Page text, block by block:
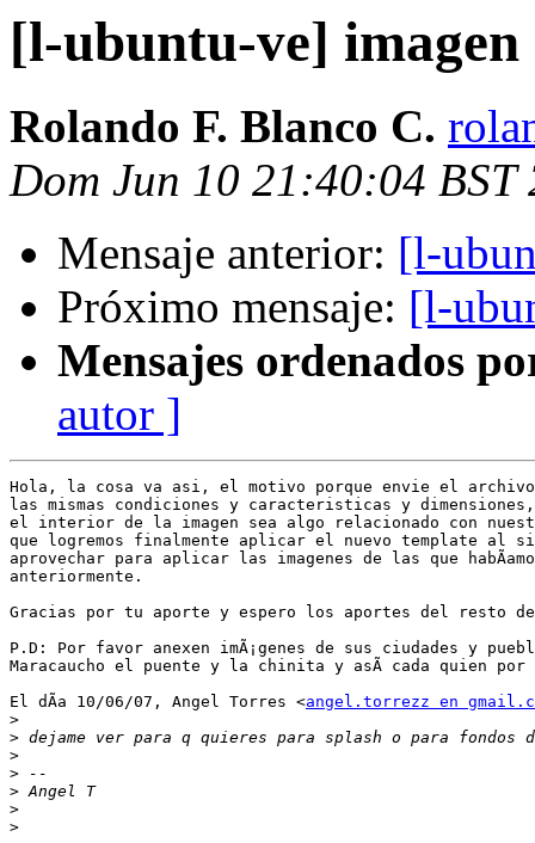
[l-ubuntu-ve] imagen
Rolando F. Blanco C.
Dom Jun 10 21:40:04 BST
Mensaje anterior: [l-
Próximo mensaje: [l-
Mensajes ordenados
autor ]
Hola, la cosa va asi, el motivo porque envie el archivo
las mismas condiciones y caracteristicas y
el interior de la imagen sea algo relacionado con
que logremos finalmente aplicar el nuevo template al
aprovechar para aplicar las imagenes de las que
anteriormente.
Gracias por tu aporte y espero los aportes del resto del
P.D: Por favor anexen imÃ¡genes de sus ciudades y
Maracaucho el puente y la chinita y asÃ­ cada quien
El dÃ­a 10/06/07, Angel Torres <angel.torrezz en
>
>
>
>
>
>
>